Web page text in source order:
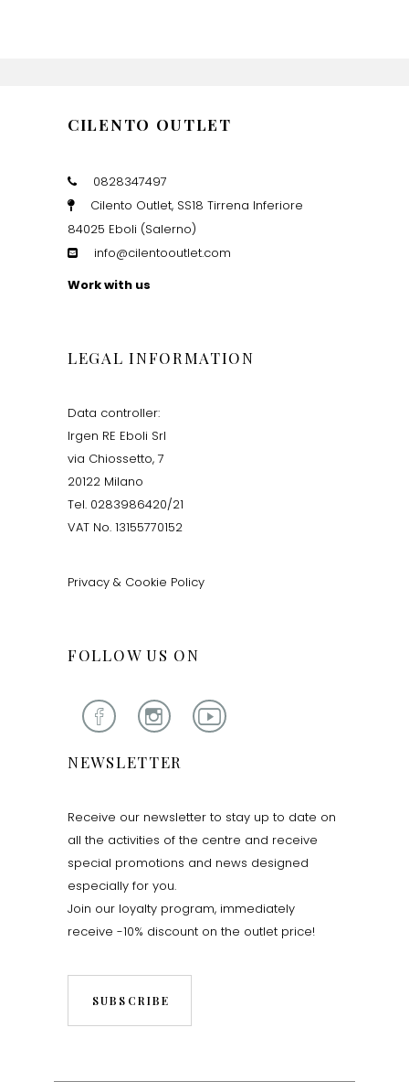
CILENTO OUTLET
0828347497
Cilento Outlet, SS18 Tirrena Inferiore
84025 Eboli (Salerno)
info@cilentooutlet.com
Work with us
LEGAL INFORMATION
Data controller:
Irgen RE Eboli Srl
via Chiossetto, 7
20122 Milano
Tel. 0283986420/21
VAT No. 13155770152
Privacy & Cookie Policy
FOLLOW US ON
NEWSLETTER
Receive our newsletter to stay up to date on
all the activities of the centre and receive
special promotions and news designed
especially for you.
Join our loyalty program, immediately
receive -10% discount on the outlet price!
SUBSCRIBE